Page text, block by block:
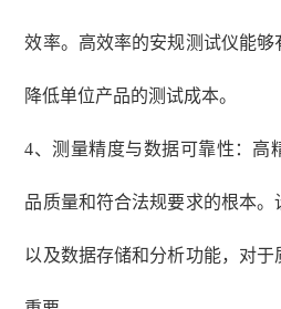
效率。高效率的安规测试仪能够
降低单位产品的测试成本。
4、测量精度与数据可靠性：高
品质量和符合法规要求的根本。
以及数据存储和分析功能，对